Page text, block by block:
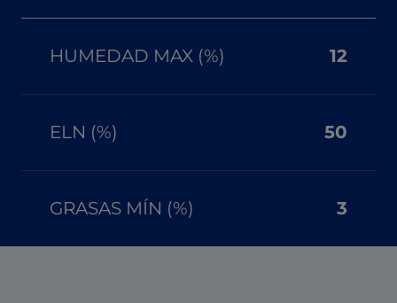
HUMEDAD MAX (%) 12
ELN (%) 50
GRASAS MÍN (%) 3